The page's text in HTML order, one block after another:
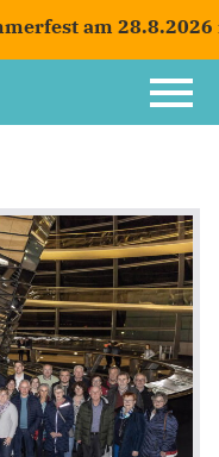
am 28.8.2026